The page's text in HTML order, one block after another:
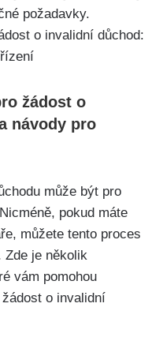
požadavky.
žádost o
návody pro
může být pro
pokud máte
můžete tento proces
Zde je několik
vám pomohou
o invalidní